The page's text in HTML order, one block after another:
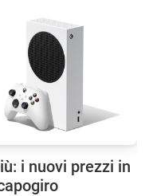
i nuovi prezzi in